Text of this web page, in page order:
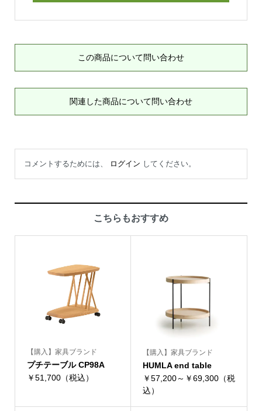
この商品について問い合わせ
関連した商品について問い合わせ
コメントするためには、 ログイン してください。
こちらもおすすめ
【購入】家具ブランド
プチテーブル CP98A
￥51,700（税込）
【購入】家具ブランド
HUMLA end table
￥57,200～￥69,300（税
込）